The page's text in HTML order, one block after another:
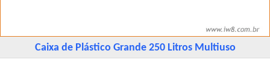
Caixa de Plástico Grande 250 Litros Multiuso